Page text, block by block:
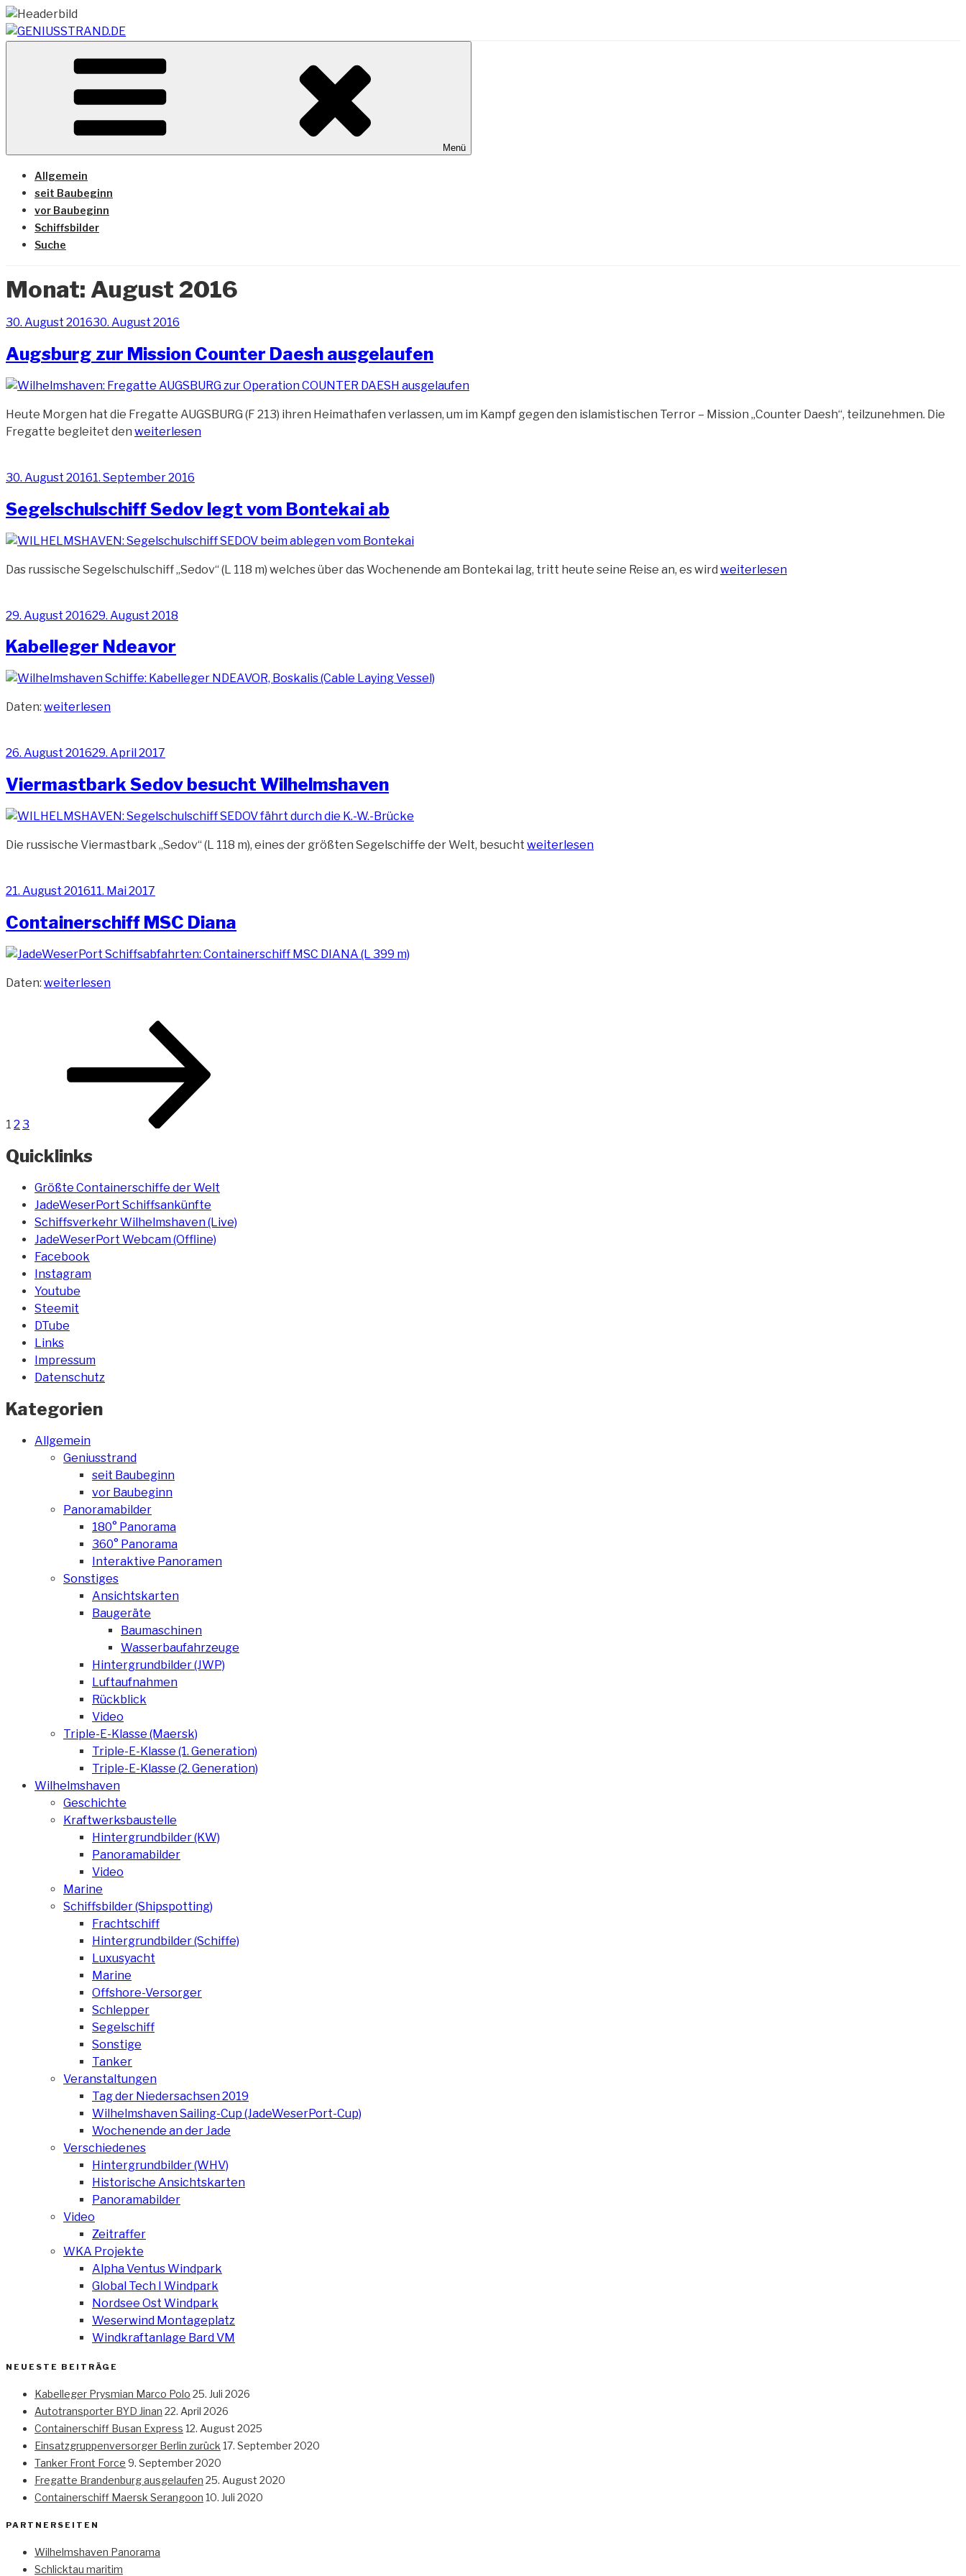
Zum
Inhalt
springen
GENIUSSTRAND.DE
Vom Geniusstrand zum JadeWeserPort/Container Terminal Wilhelmshaven
Menü
Allgemein
seit Baubeginn
vor Baubeginn
Schiffsbilder
Suche
Monat: August 2016
Veröffentlicht
30. August 201630. August 2016
Augsburg zur Mission Counter Daesh ausgelaufen
Heute Morgen hat die Fregatte AUGSBURG (F 213) ihren Heimathafen verlassen, um im Kampf gegen den islamistischen Terror – Mission „Counter Daesh“, teilzunehmen. Die
Fregatte begleitet den „Augsburg
Counter
Daesh
ausgelaufen“
weiterlesen
Veröffentlicht
30. August 20161. September 2016
Segelschulschiff Sedov legt vom Bontekai ab
Das russische Segelschulschiff „Sedov“ (L 118 m) welches über das Wochenende am Bontekai lag, tritt heute seine Reise an, es wird „Segelschulschiff
weiterlesen
Veröffentlicht
29. August 201629. August 2018
Kabelleger Ndeavor
Daten: „Kabelleger
weiterlesen
Veröffentlicht
26. August 201629. April 2017
Viermastbark Sedov besucht Wilhelmshaven
Die russische Viermastbark „Sedov“ (L 118 m), eines der größten Segelschiffe der Welt, besucht „Viermastbark
weiterlesen
Veröffentlicht
21. August 201611. Mai 2017
Containerschiff MSC Diana
Daten: „Containerschiff
weiterlesen
Beitragsnavigation
1 2 3
Quicklinks
Größte Containerschiffe der Welt
JadeWeserPort Schiffsankünfte
Schiffsverkehr Wilhelmshaven (Live)
JadeWeserPort Webcam (Offline)
Facebook
Instagram
Youtube
Steemit
DTube
Links
Impressum
Datenschutz
Kategorien
Allgemein
Geniusstrand
seit Baubeginn
vor Baubeginn
Panoramabilder
180° Panorama
360° Panorama
Interaktive Panoramen
Sonstiges
Ansichtskarten
Baugeräte
Baumaschinen
Wasserbaufahrzeuge
Hintergrundbilder (JWP)
Luftaufnahmen
Rückblick
Video
Triple-E-Klasse (Maersk)
Triple-E-Klasse (1. Generation)
Triple-E-Klasse (2. Generation)
Wilhelmshaven
Geschichte
Kraftwerksbaustelle
Hintergrundbilder (KW)
Panoramabilder
Video
Marine
Schiffsbilder (Shipspotting)
Frachtschiff
Hintergrundbilder (Schiffe)
Luxusyacht
Marine
Offshore-Versorger
Schlepper
Segelschiff
Sonstige
Tanker
Veranstaltungen
Tag der Niedersachsen 2019
Wilhelmshaven Sailing-Cup (JadeWeserPort-Cup)
Wochenende an der Jade
Verschiedenes
Hintergrundbilder (WHV)
Historische Ansichtskarten
Panoramabilder
Video
Zeitraffer
WKA Projekte
Alpha Ventus Windpark
Global Tech I Windpark
Nordsee Ost Windpark
Weserwind Montageplatz
Windkraftanlage Bard VM
NEUESTE BEITRÄGE
Kabelleger Prysmian Marco Polo 25. Juli 2026
Autotransporter BYD Jinan 22. April 2026
Containerschiff Busan Express 12. August 2025
Einsatzgruppenversorger Berlin zurück 17. September 2020
Tanker Front Force 9. September 2020
Fregatte Brandenburg ausgelaufen 25. August 2020
Containerschiff Maersk Serangoon 10. Juli 2020
PARTNERSEITEN
Wilhelmshaven Panorama
Schlicktau maritim